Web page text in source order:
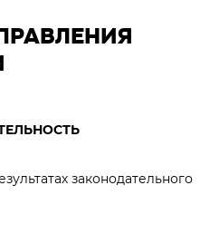
законодательного